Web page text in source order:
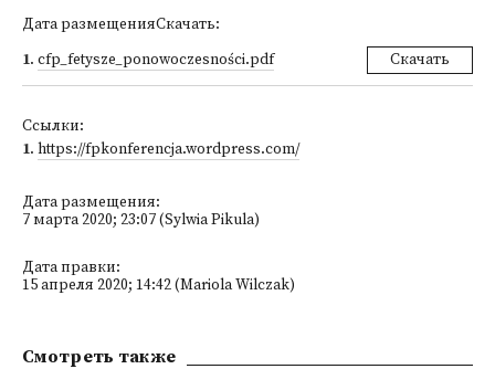
Дата размещенияСкачать:
1. cfp_fetysze_ponowoczesności.pdf Скачать
Ссылки:
1. https://fpkonferencja.wordpress.com/
Дата размещения:
7 марта 2020; 23:07 (Sylwia Pikula)
Дата правки:
15 апреля 2020; 14:42 (Mariola Wilczak)
Смотреть также